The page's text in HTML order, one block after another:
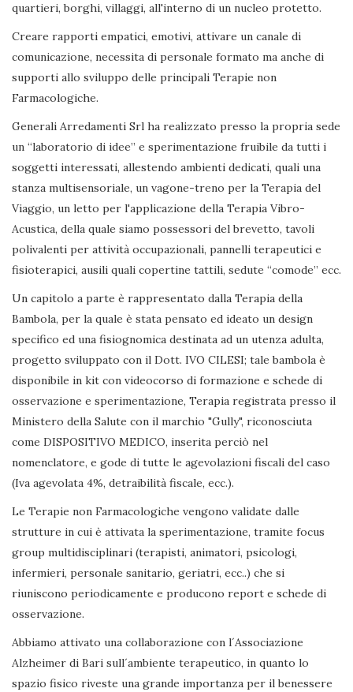
quartieri, borghi, villaggi, all'interno di un nucleo protetto.
Creare rapporti empatici, emotivi, attivare un canale di
comunicazione, necessita di personale formato ma anche di
supporti allo sviluppo delle principali Terapie non
Farmacologiche.
Generali Arredamenti Srl ha realizzato presso la propria sede
un “laboratorio di idee” e sperimentazione fruibile da tutti i
soggetti interessati, allestendo ambienti dedicati, quali una
stanza multisensoriale, un vagone-treno per la Terapia del
Viaggio, un letto per l'applicazione della Terapia Vibro-
Acustica, della quale siamo possessori del brevetto, tavoli
polivalenti per attività occupazionali, pannelli terapeutici e
fisioterapici, ausili quali copertine tattili, sedute “comode” ecc.
Un capitolo a parte è rappresentato dalla Terapia della
Bambola, per la quale è stata pensato ed ideato un design
specifico ed una fisiognomica destinata ad un utenza adulta,
progetto sviluppato con il Dott. IVO CILESI; tale bambola è
disponibile in kit con videocorso di formazione e schede di
osservazione e sperimentazione, Terapia registrata presso il
Ministero della Salute con il marchio "Gully", riconosciuta
come DISPOSITIVO MEDICO, inserita perciò nel
nomenclatore, e gode di tutte le agevolazioni fiscali del caso
(Iva agevolata 4%, detraibilità fiscale, ecc.).
Le Terapie non Farmacologiche vengono validate dalle
strutture in cui è attivata la sperimentazione, tramite focus
group multidisciplinari (terapisti, animatori, psicologi,
infermieri, personale sanitario, geriatri, ecc..) che si
riuniscono periodicamente e producono report e schede di
osservazione.
Abbiamo attivato una collaborazione con l´Associazione
Alzheimer di Bari sull´ambiente terapeutico, in quanto lo
spazio fisico riveste una grande importanza per il benessere